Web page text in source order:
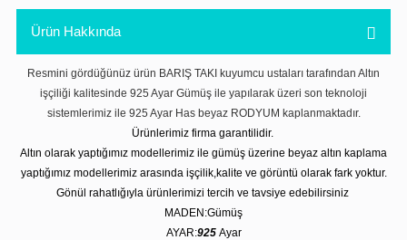
Ürün Hakkında
Resmini gördüğünüz ürün BARIŞ TAKI kuyumcu ustaları tarafından Altın
işçiliği kalitesinde 925 Ayar Gümüş ile yapılarak üzeri son teknoloji
sistemlerimiz ile 925 Ayar Has beyaz RODYUM kaplanmaktadır.
Ürünlerimiz firma garantilidir.
Altın olarak yaptığımız modellerimiz ile gümüş üzerine beyaz altın kaplama
yaptığımız modellerimiz arasında işçilik,kalite ve görüntü olarak fark yoktur.
Gönül rahatlığıyla ürünlerimizi tercih ve tavsiye edebilirsiniz
MADEN:Gümüş
AYAR:925 Ayar